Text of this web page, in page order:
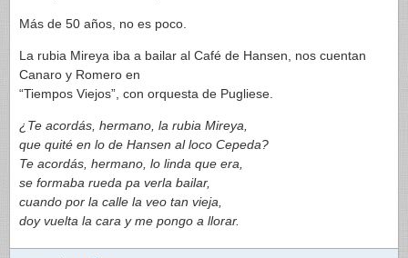
Más de 50 años, no es poco.
La rubia Mireya iba a bailar al Café de Hansen, nos cuentan
Canaro y Romero en
“Tiempos Viejos”, con orquesta de Pugliese.
¿Te acordás, hermano, la rubia Mireya,
que quité en lo de Hansen al loco Cepeda?
Te acordás, hermano, lo linda que era,
se formaba rueda pa verla bailar,
cuando por la calle la veo tan vieja,
doy vuelta la cara y me pongo a llorar.